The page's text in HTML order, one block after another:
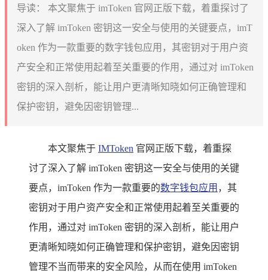
导读：
本文聚焦于 imToken 官网正版下载，着重探讨了
深入了解 imToken 密钥这一安全与使用的关键要点，imT
oken 作为一款重要的数字钱包应用，其密钥对于用户资
产安全和正常使用起着至关重要的作用，通过对 imToken
密钥的深入剖析，能让用户更清晰知晓如何正确管理和
保护密钥，避免因密钥管理...
本文聚焦于 IMToken 官网正版下载，着重探
讨了深入了解 imToken 密钥这一安全与使用的关键
要点，imToken 作为一款重要的数字钱包应用 ，其
密钥对于用户资产安全和正常使用起着至关重要的
作用，通过对 imToken 密钥的深入剖析，能让用户
更清晰知晓如何正确管理和保护密钥，避免因密钥
管理不当而带来的安全风险，从而在使用 imToken